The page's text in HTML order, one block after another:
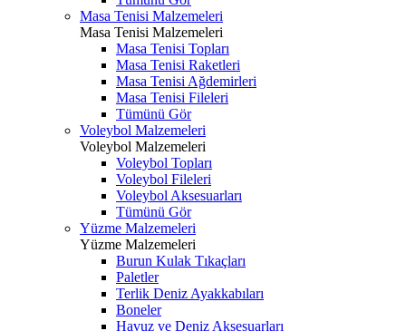
Masa Tenisi Malzemeleri
Masa Tenisi Malzemeleri
Masa Tenisi Topları
Masa Tenisi Raketleri
Masa Tenisi Ağdemirleri
Masa Tenisi Fileleri
Tümünü Gör
Voleybol Malzemeleri
Voleybol Malzemeleri
Voleybol Topları
Voleybol Fileleri
Voleybol Aksesuarları
Tümünü Gör
Yüzme Malzemeleri
Yüzme Malzemeleri
Burun Kulak Tıkaçları
Paletler
Terlik Deniz Ayakkabıları
Boneler
Havuz ve Deniz Aksesuarları